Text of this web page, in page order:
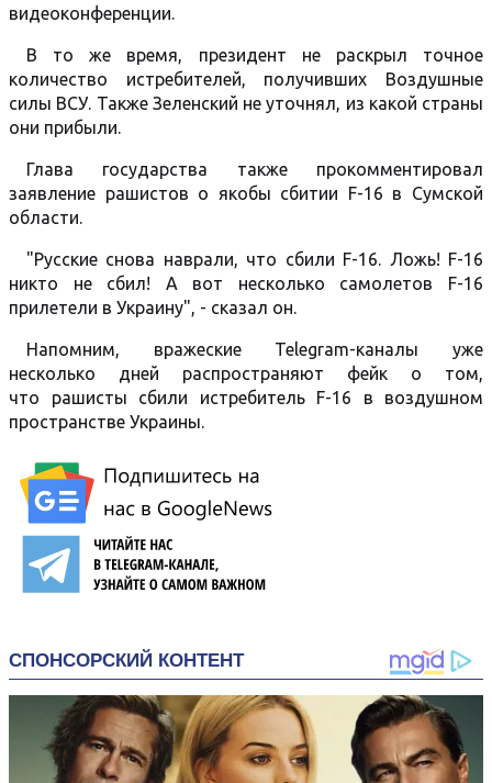
видеоконференции.
В то же время, президент не раскрыл точное
количество истребителей, получивших Воздушные
силы ВСУ. Также Зеленский не уточнял, из какой страны
они прибыли.
Глава государства также прокомментировал
заявление рашистов о якобы сбитии F-16 в Сумской
области.
"Русские снова наврали, что сбили F-16. Ложь! F-16
никто не сбил! А вот несколько самолетов F-16
прилетели в Украину", - сказал он.
Напомним, вражеские Telegram-каналы уже
несколько дней распространяют фейк о том,
что рашисты сбили истребитель F-16 в воздушном
пространстве Украины.